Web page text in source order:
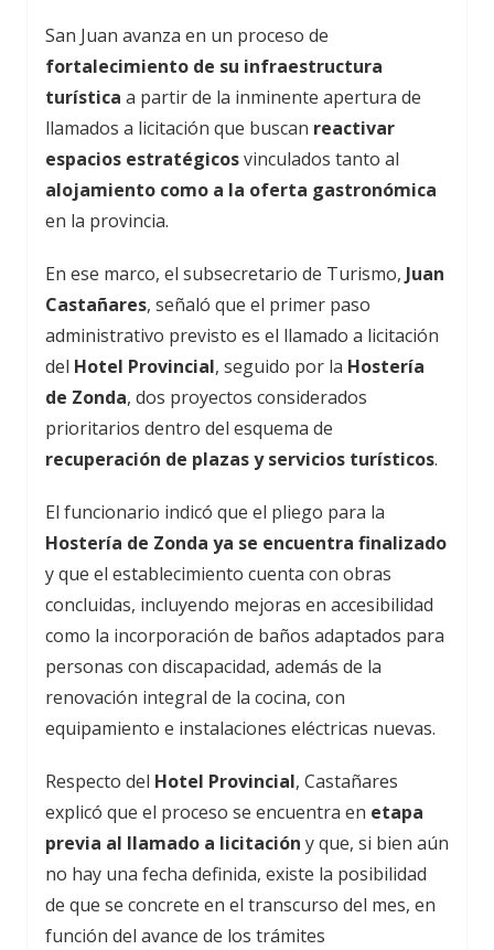
San Juan avanza en un proceso de
fortalecimiento de su infraestructura
turística a partir de la inminente apertura de
llamados a licitación que buscan reactivar
espacios estratégicosvinculados tanto al
alojamiento como a la oferta gastronómica
en la provincia.
En ese marco, el subsecretario de Turismo, Juan
Castañares, señaló que el primer paso
administrativo previsto es el llamado a licitación
del Hotel Provincial, seguido por la Hostería
de Zonda, dos proyectos considerados
prioritarios dentro del esquema de
recuperación de plazas y servicios turísticos.
El funcionario indicó que el pliego para la
Hostería de Zonda ya se encuentra finalizado
y que el establecimiento cuenta con obras
concluidas, incluyendo mejoras en accesibilidad
como la incorporación de baños adaptados para
personas con discapacidad, además de la
renovación integral de la cocina, con
equipamiento e instalaciones eléctricas nuevas.
Respecto del Hotel Provincial, Castañares
explicó que el proceso se encuentra en etapa
previa al llamado a licitación y que, si bien aún
no hay una fecha definida, existe la posibilidad
de que se concrete en el transcurso del mes, en
función del avance de los trámites